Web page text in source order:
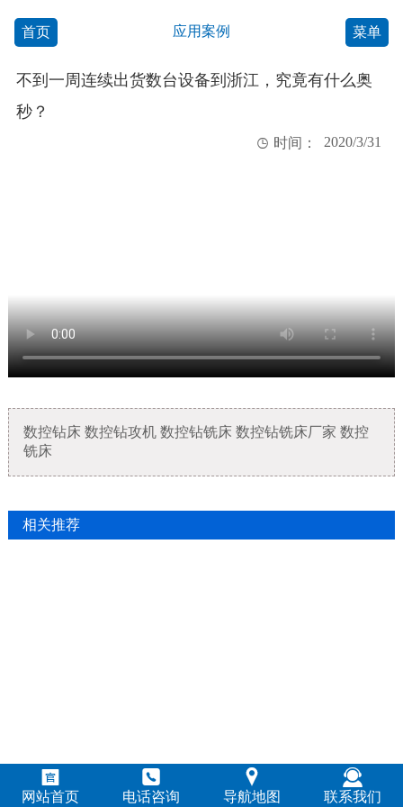
首页 应用案例 菜单
不到一周连续出货数台设备到浙江，究竟有什么奥
秒？
 时间： 2020/3/31
数控钻床 数控钻攻机 数控钻铣床 数控钻铣床厂家 数控
铣床
相关推荐

网站首页

电话咨询

导航地图

联系我们